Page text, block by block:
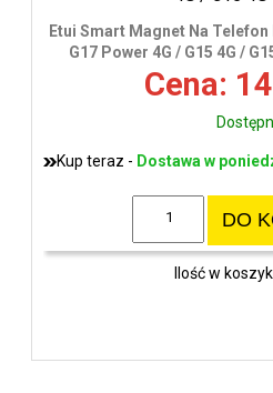
Etui Smart Magnet Na
G17 Power 4G / G15 4G /
Cena:
Kup teraz - Dostawa w
DO
Ilość w